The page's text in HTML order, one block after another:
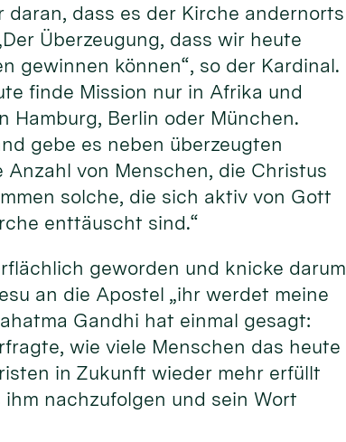
dass es der Kirche andernorts
Überzeugung, dass wir heute
gewinnen können“, so der Kardinal.
finde Mission nur in Afrika und
Hamburg, Berlin oder München.
gebe es neben überzeugten
von Menschen, die Christus
solche, die sich aktiv von Gott
enttäuscht sind.“
geworden und knicke darum
an die Apostel „ihr werdet meine
Gandhi hat einmal gesagt:
wie viele Menschen das heute
in Zukunft wieder mehr erfüllt
nachzufolgen und sein Wort